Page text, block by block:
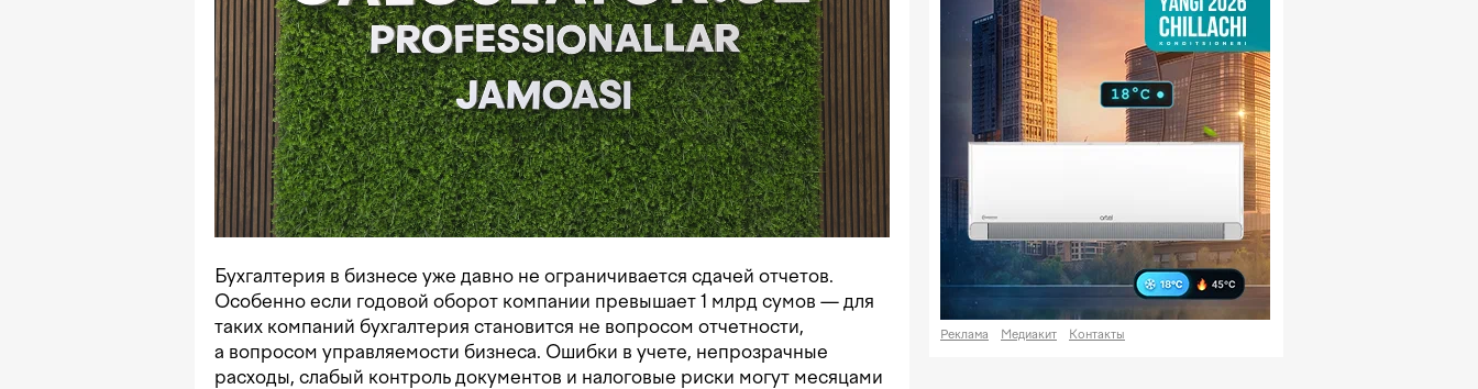
Бухгалтерия в бизнесе уже давно не ограничивается сдачей отчетов.
Особенно если годовой оборот компании превышает 1 млрд сумов — для
таких компаний бухгалтерия становится не вопросом отчетности,
а вопросом управляемости бизнеса. Ошибки в учете, непрозрачные
расходы, слабый контроль документов и налоговые риски могут месяцами
Реклама Медиакит Контакты